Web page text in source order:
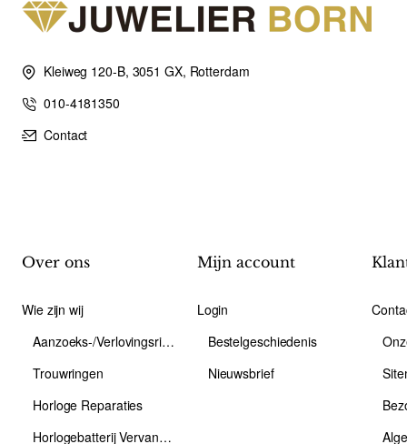
Kleiweg 120-B, 3051 GX, Rotterdam
010-4181350
Contact
Over ons
Wie zijn wij
Aanzoeks-/Verlovingsring
Trouwringen
Horloge Reparaties
Horlogebatterij Vervangen
Mijn account
Login
Bestelgeschiedenis
Nieuwsbrief